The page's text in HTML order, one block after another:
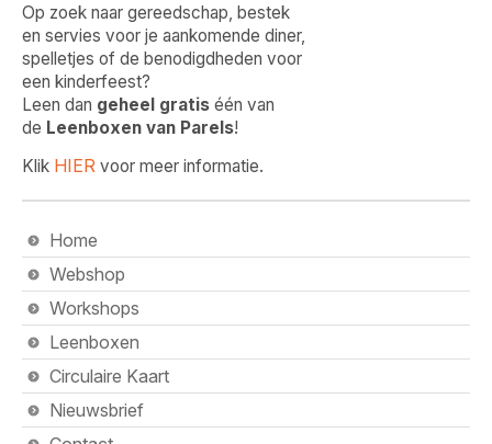
Op zoek naar gereedschap, bestek
en servies voor je aankomende diner,
spelletjes of de benodigdheden voor
een kinderfeest?
Leen dan geheel gratis één van
de Leenboxen van Parels!
Klik HIER voor meer informatie.
Home
Webshop
Workshops
Leenboxen
Circulaire Kaart
Nieuwsbrief